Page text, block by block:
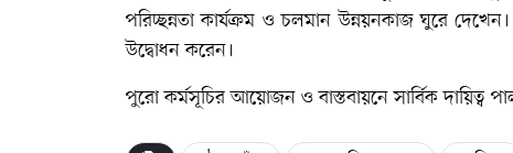
পরিচ্ছন্নতা কার্যক্রম ও চলমান উন্নয়নকাজ ঘুরে
উদ্বোধন করেন।
পুরো কর্মসূচির আয়োজন ও বাস্তবায়নে সার্বিক দায়িত্ব